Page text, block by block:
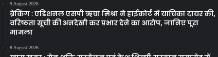
9 August 2026
ब्रेकिंग : एडिशनल एसपी ऋचा मिश्रा ने हाईकोर्ट में याचिका दायर की,
वरिष्ठता सूची की अनदेखी कर प्रभार देने का आरोप, जानिए पूरा
मामला
8 August 2026